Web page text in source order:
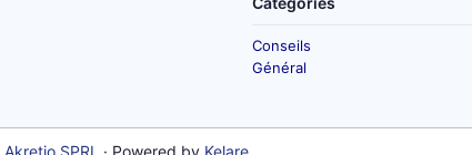
Conseils
Général
Akretio SPRL · Powered by Kelare